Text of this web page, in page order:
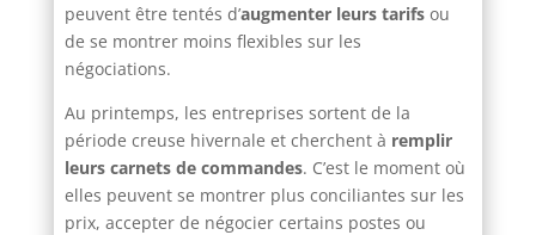
peuvent être tentés d’augmenter leurs tarifsou
de se montrer moins flexibles sur les
négociations.
Au printemps, les entreprises sortent de la
période creuse hivernale et cherchent à remplir
leurs carnets de commandes. C’est le moment où
elles peuvent se montrer plus conciliantes sur les
prix, accepter de négocier certains postes ou